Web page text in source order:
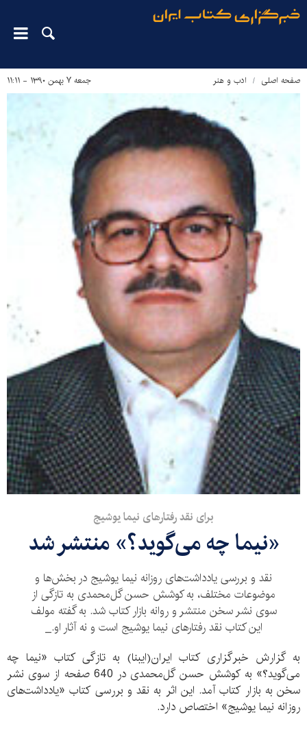
صفحه اصلی ادب و هنر جمعه ۷ بهمن ۱۳۹۰ - ۱۱:۱۱
برای نقد رفتارهای نیما یوشیج
«نیما چه می‌گوید؟» منتشر شد
نقد و بررسی یادداشت‌های روزانه نیما یوشیج در بخش‌ها و
موضوعات مختلف، به کوشش حسن‌ گل‌محمدی به تازگی از
سوی نشر سخن منتشر و روانه بازار کتاب شد. به گفته مولف
این کتاب نقد رفتارهای نیما یوشیج است و نه آثار او._
به گزارش خبرگزاری کتاب ایران(ایبنا) به تازگی کتاب «نیما چه
می‌گوید؟» به کوشش حسن گل‌محمدی در 640 صفحه از سوی نشر
سخن به بازار کتاب آمد. این اثر به نقد و بررسی کتاب «یادداشت‌های
روزانه نیما یوشیج» اختصاص دارد.